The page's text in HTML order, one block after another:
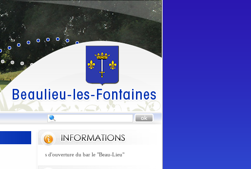
horaires et jours d'ouverture du bar le "Beau-Lieu"